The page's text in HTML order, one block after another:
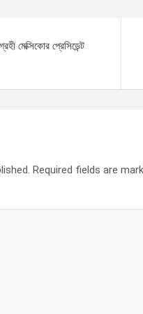
মেক্সিকোর প্রেসিডেন্ট
Required fields are